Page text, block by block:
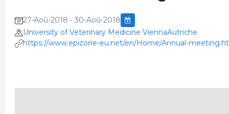
27-Aoû-2018 - 30-Aoû-2018
University of Veterinary Medicine ViennaAutriche
https://www.epizone-eu.net/en/Home/Annual-